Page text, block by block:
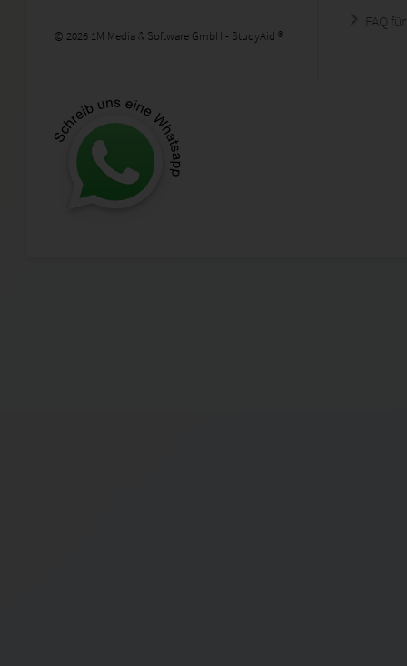
© 2026 1M Media & Software GmbH - StudyAid ®
FAQ